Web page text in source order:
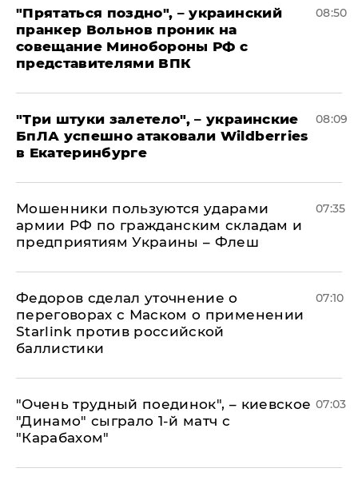
"Прятаться поздно", – украинский
пранкер Вольнов проник на
совещание Минобороны РФ с
представителями ВПК
08:50
"Три штуки залетело", – украинские
БпЛА успешно атаковали Wildberries
в Екатеринбурге
08:09
Мошенники пользуются ударами
армии РФ по гражданским складам и
предприятиям Украины – Флеш
07:35
Федоров сделал уточнение о
переговорах с Маском о применении
Starlink против российской
баллистики
07:10
"Очень трудный поединок", – киевское
"Динамо" сыграло 1-й матч с
"Карабахом"
07:03